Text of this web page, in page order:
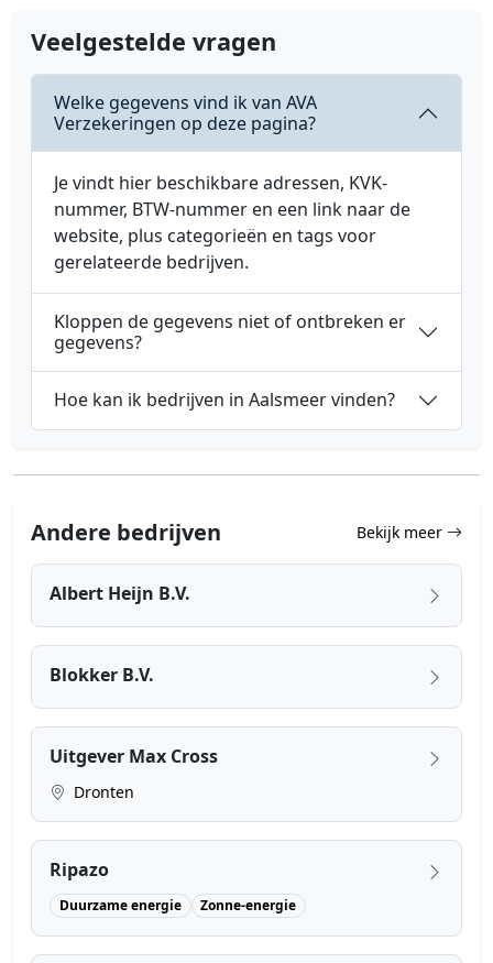
Veelgestelde vragen
Welke gegevens vind ik van AVA
Verzekeringen op deze pagina?
Je vindt hier beschikbare adressen, KVK-
nummer, BTW-nummer en een link naar de
website, plus categorieën en tags voor
gerelateerde bedrijven.
Kloppen de gegevens niet of ontbreken er
gegevens?
Hoe kan ik bedrijven in Aalsmeer vinden?
Andere bedrijven Bekijk meer
Albert Heijn B.V.
Blokker B.V.
Uitgever Max Cross
Dronten
Ripazo
Duurzame energie Zonne-energie